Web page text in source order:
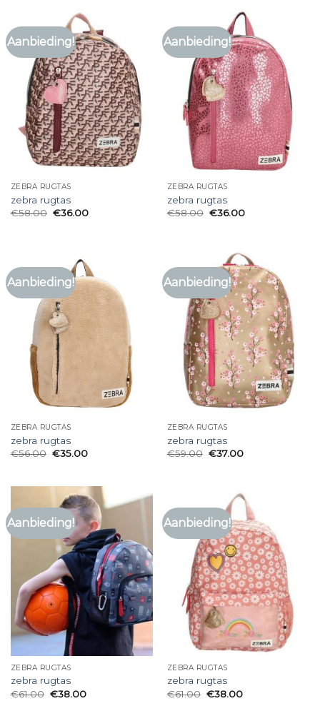
Aanbieding!
ZEBRA RUGTAS
zebra rugtas
€58.00 €36.00
Aanbieding!
ZEBRA RUGTAS
zebra rugtas
€58.00 €36.00
Aanbieding!
ZEBRA RUGTAS
zebra rugtas
€56.00 €35.00
Aanbieding!
ZEBRA RUGTAS
zebra rugtas
€59.00 €37.00
Aanbieding!
ZEBRA RUGTAS
zebra rugtas
€61.00 €38.00
Aanbieding!
ZEBRA RUGTAS
zebra rugtas
€61.00 €38.00